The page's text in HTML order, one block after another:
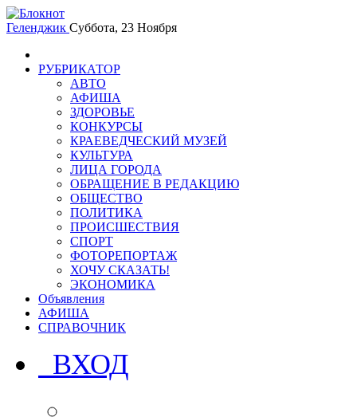
Геленджик Суббота, 23 Ноября
РУБРИКАТОР
АВТО
АФИША
ЗДОРОВЬЕ
КОНКУРСЫ
КРАЕВЕДЧЕСКИЙ МУЗЕЙ
КУЛЬТУРА
ЛИЦА ГОРОДА
ОБРАЩЕНИЕ В РЕДАКЦИЮ
ОБЩЕСТВО
ПОЛИТИКА
ПРОИСШЕСТВИЯ
СПОРТ
ФОТОРЕПОРТАЖ
ХОЧУ СКАЗАТЬ!
ЭКОНОМИКА
Объявления
АФИША
СПРАВОЧНИК
ВХОД